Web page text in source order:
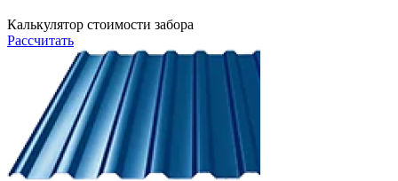
Калькулятор стоимости забора
Рассчитать